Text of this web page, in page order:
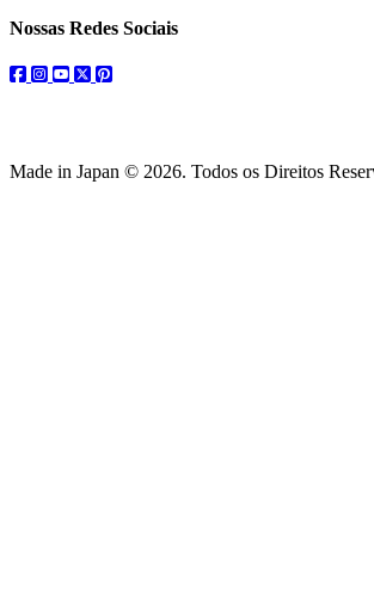
Nossas Redes Sociais
facebook
instagram
youtube
twitterpinterest
Made in Japan © 2026. Todos os Direitos